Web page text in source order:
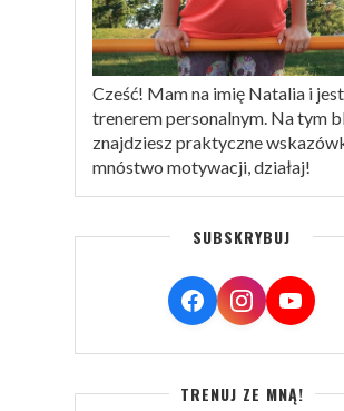
Cześć! Mam na imię Natalia i
trenerem personalnym. Na tym
znajdziesz praktyczne
mnóstwo motywacji, działaj!
SUBSKRYBUJ
TRENUJ ZE MNĄ!